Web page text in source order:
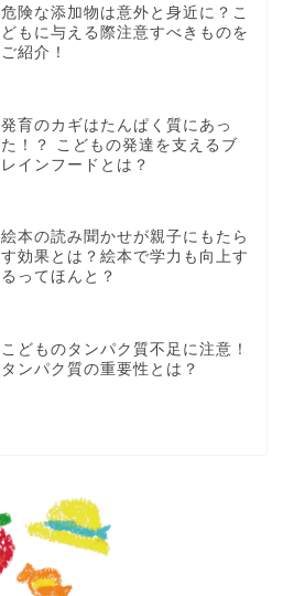
危険な添加物は意外と身近に？こ
どもに与える際注意すべきものを
ご紹介！
発育のカギはたんぱく質にあっ
た！？ こどもの発達を支えるブ
レインフードとは？
絵本の読み聞かせが親子にもたら
す効果とは？絵本で学力も向上す
るってほんと？
こどものタンパク質不足に注意！
タンパク質の重要性とは？